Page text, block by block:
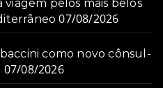
pelos mais belos
07/08/2026
como novo cônsul-
07/08/2026